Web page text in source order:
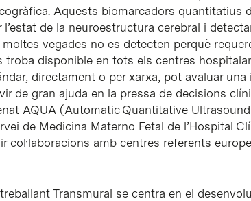
Aquests biomarcadors quantitatius
de la neuroestructura cerebral i
vegades no es detecten perquè
disponible en tots els centres
directament o per xarxa, pot avaluar
de gran ajuda en la pressa de decisions
AQUA (Automatic Quantitative
de Medicina Materno Fetal de l’Hospital
col·laboracions amb centres referents
Transmural se centra en el